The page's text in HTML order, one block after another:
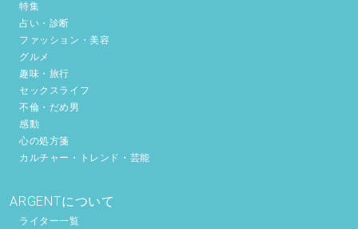
特集
占い・診断
ファッション・美容
グルメ
趣味・旅行
セックスライフ
不倫・だめ男
感動
心の処方箋
カルチャー・トレンド・芸能
ARGENTについて
ライター一覧